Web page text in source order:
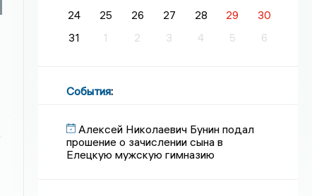
24
25 26 27 28 29
30
31
1 2 3 4 5 6
События:
Алексей Николаевич Бунин подал
прошение о зачислении сына в
Елецкую мужскую гимназию